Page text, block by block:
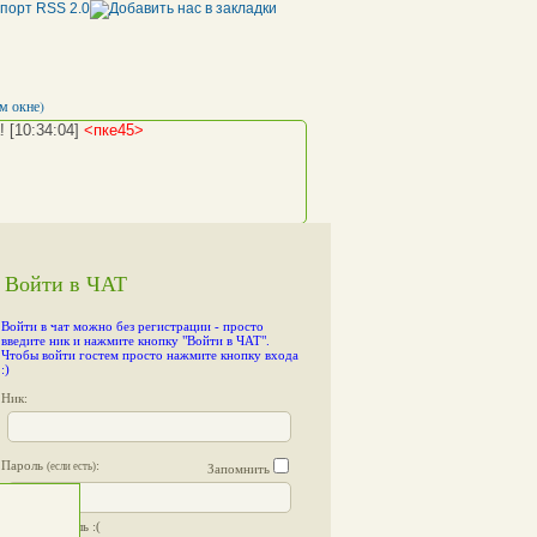
окне)
[10:34:04] <пке45>
[10:37:03]<пке45>
Войти в ЧАТ
Войти в чат можно без регистрации - просто
введите ник и нажмите кнопку "Войти в ЧАТ".
Чтобы войти гостем просто нажмите кнопку входа
:)
Ник:
Пароль (если есть): Запомнить
Я забыл пароль :(